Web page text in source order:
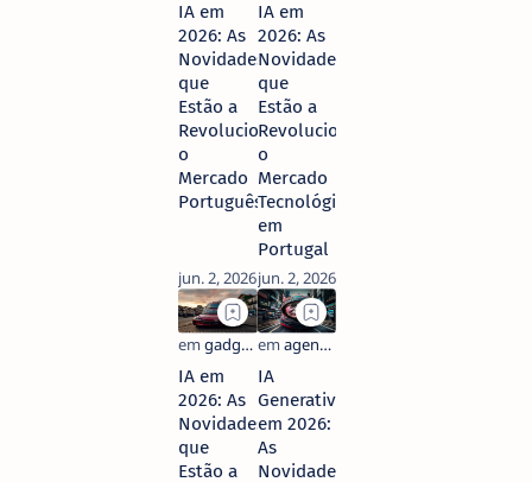
IA em
2026: As
Novidades
que
Estão a
Revolucionar
o
Mercado
Português
IA em
2026: As
Novidades
que
Estão a
Revolucionar
o
Mercado
Tecnológico
em
Portugal
IA em
2026: As
Novidades
que
Estão a
IA
Generativa
em 2026:
As
Novidades